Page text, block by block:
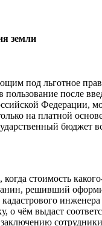
земли
под льготное
после
Федерации,
на платной
бюджет
стоимость
решивший
кадастрового
о чём выдаст
сотрудники